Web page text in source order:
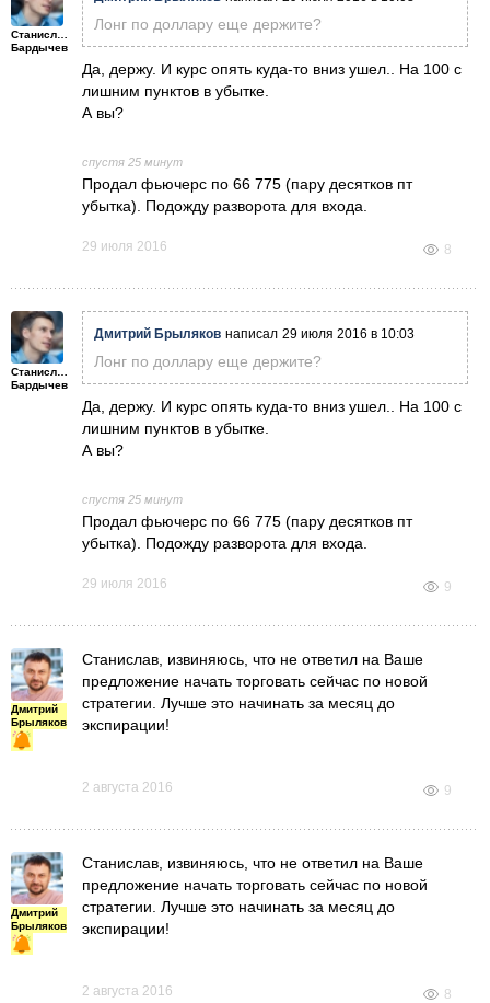
Станислав
Бардычев
Лонг по доллару еще держите?
Да, держу. И курс опять куда-то вниз ушел.. На 100 с
лишним пунктов в убытке.
А вы?
спустя 25 минут
Продал фьючерс по 66 775 (пару десятков пт
убытка). Подожду разворота для входа.
29 июля 2016 8
Станислав
Бардычев
Дмитрий Брыляков написал 29 июля 2016 в 10:03
Лонг по доллару еще держите?
Да, держу. И курс опять куда-то вниз ушел.. На 100 с
лишним пунктов в убытке.
А вы?
спустя 25 минут
Продал фьючерс по 66 775 (пару десятков пт
убытка). Подожду разворота для входа.
29 июля 2016 9
Дмитрий
Брыляков
Станислав, извиняюсь, что не ответил на Ваше
предложение начать торговать сейчас по новой
стратегии. Лучше это начинать за месяц до
экспирации!
2 августа 2016 9
Дмитрий
Брыляков
Станислав, извиняюсь, что не ответил на Ваше
предложение начать торговать сейчас по новой
стратегии. Лучше это начинать за месяц до
экспирации!
2 августа 2016 8